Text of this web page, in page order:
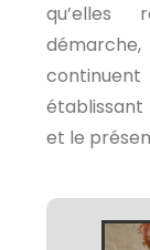
qu’elles
établissant
et le